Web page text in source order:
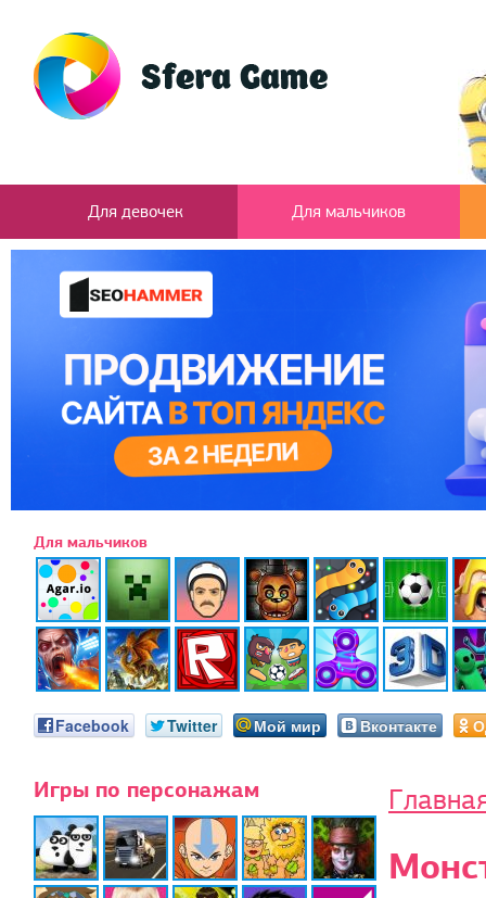
Для девочек Для мальчиков
Для мальчиков
Facebook Twitter Мой мир Вконтакте
Игры по персонажам